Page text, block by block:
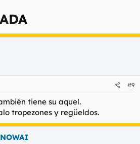
#9
tiene su aquel.
tropezones y regüeldos.